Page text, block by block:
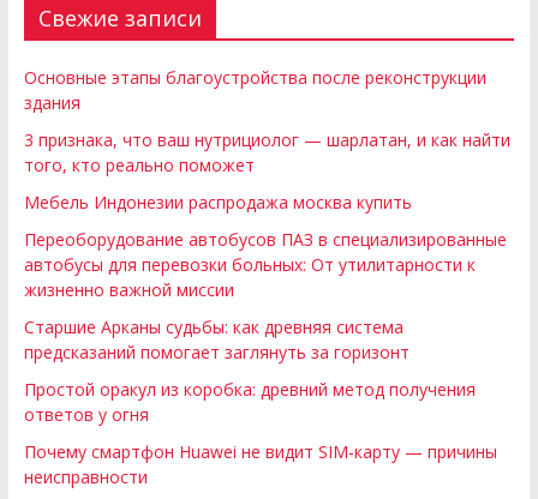
Свежие записи
Основные этапы благоустройства после реконструкции
здания
3 признака, что ваш нутрициолог — шарлатан, и как найти
того, кто реально поможет
Мебель Индонезии распродажа москва купить
Переоборудование автобусов ПАЗ в специализированные
автобусы для перевозки больных: От утилитарности к
жизненно важной миссии
Старшие Арканы судьбы: как древняя система
предсказаний помогает заглянуть за горизонт
Простой оракул из коробка: древний метод получения
ответов у огня
Почему смартфон Huawei не видит SIM-карту — причины
неисправности